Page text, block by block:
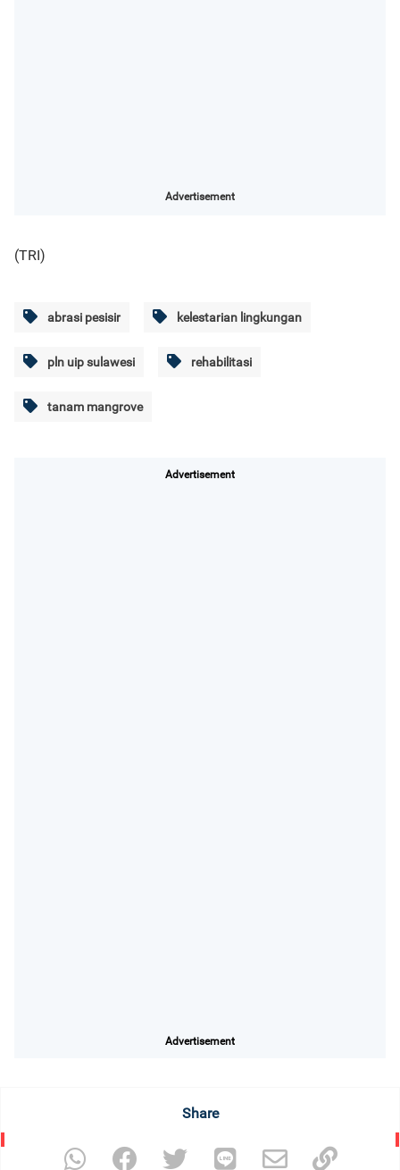
Advertisement
(TRI)
abrasi pesisir kelestarian lingkungan
pln uip sulawesi rehabilitasi
tanam mangrove
Advertisement
Advertisement
Share